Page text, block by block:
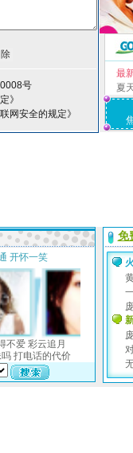
号
》
网安全的规定》
最
夏